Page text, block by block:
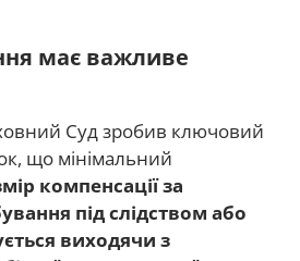
має важливе
Суд зробив ключовий
що мінімальний
компенсації за
під слідством або
виходячи з